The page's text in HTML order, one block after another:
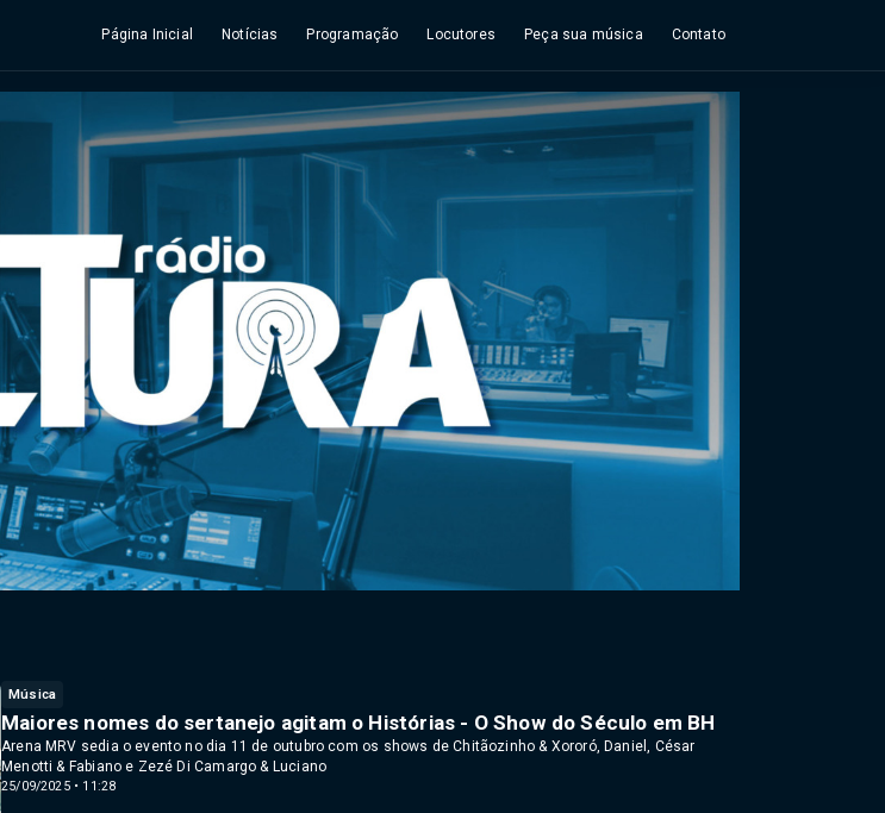
Página Inicial Notícias Programação Locutores Peça sua música Contato
Música
25/09/2025 • 11:28
Maiores nomes do sertanejo agitam o Histórias - O Show do Século em BH
Arena MRV sedia o evento no dia 11 de outubro com os shows de Chitãozinho & Xororó, Daniel, César
Menotti & Fabiano e Zezé Di Camargo & Luciano